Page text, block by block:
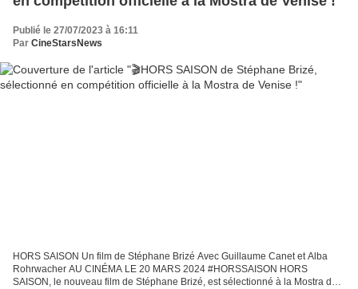
Publié le 27/07/2023 à 16:11
Par CineStarsNews
HORS SAISON Un film de Stéphane Brizé Avec Guillaume Canet et Alba
Rohrwacher AU CINÉMA LE 20 MARS 2024 #HORSSAISON HORS
SAISON, le nouveau film de Stéphane Brizé, est sélectionné à la Mostra de